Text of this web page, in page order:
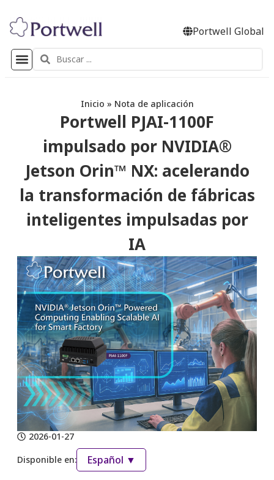
Portwell Global
Inicio » Nota de aplicación
Portwell PJAI-1100F
impulsado por NVIDIA®
Jetson Orin™ NX: acelerando
la transformación de fábricas
inteligentes impulsadas por
IA
2026-01-27
Disponible en:
Español ▼